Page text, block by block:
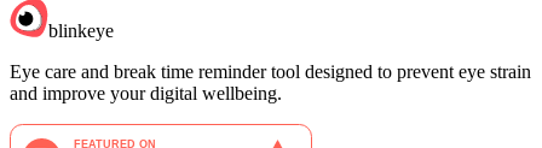
blinkeye
Eye care and break time reminder tool designed to prevent eye strain
and improve your digital wellbeing.